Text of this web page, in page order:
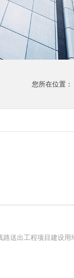
您所在位置：
送出工程项目建设用